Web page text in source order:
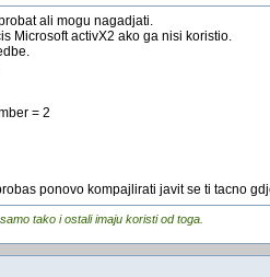
ali mogu nagadjati.
Microsoft activX2 ako ga nisi koristio.
= 2
ponovo kompajlirati javit se ti tacno
tako i ostali imaju koristi od toga.